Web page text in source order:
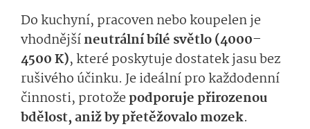
Do kuchyní, pracoven nebo koupelen je
vhodnějšíneutrální bílé světlo (4000–
4500 K), které poskytuje dostatek jasu bez
rušivého účinku. Je ideální pro každodenní
činnosti, protožepodporuje přirozenou
bdělost, aniž by přetěžovalo mozek.